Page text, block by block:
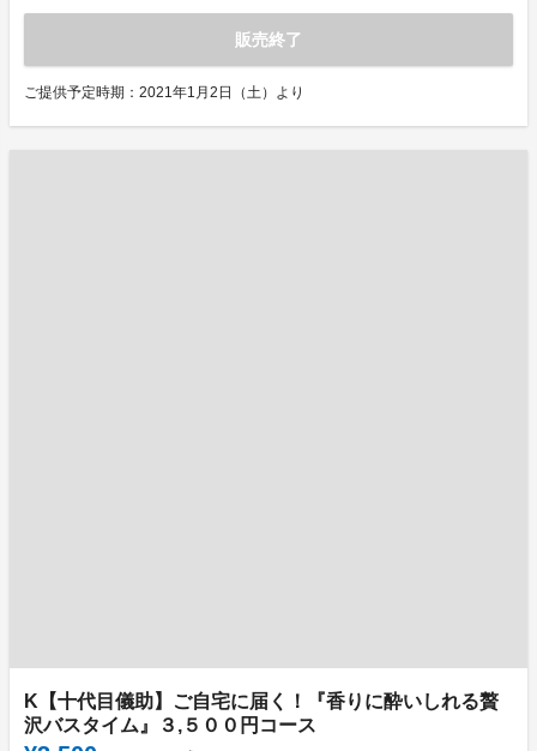
販売終了
ご提供予定時期：2021年1月2日（土）より
K【十代目儀助】ご自宅に届く！『香りに酔いしれる贅
沢バスタイム』３,５００円コース